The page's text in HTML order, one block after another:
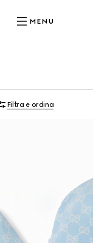
MENU
Filtra e ordina